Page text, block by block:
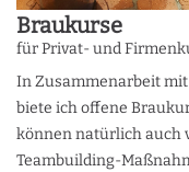
Braukurse
für Privat- und
In Zusammenarbeit
biete ich offene
können natürlich auch
Teambuilding-